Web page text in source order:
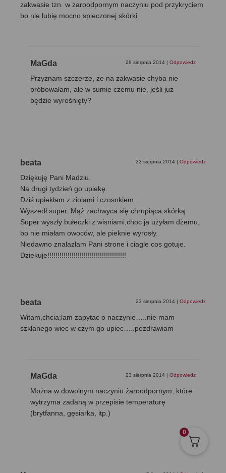
zakwasie tzn. w żaroodpornym naczyniu pod przykryciem
bo nie lubię mocno spieczonej skórki
MaGda 28 sierpnia 2014 | Odpowiedz
Przyznam szczerze, że na zakwasie chyba nie
próbowałam, ale w sumie czemu nie, jeśli już
będzie wyrośnięty?
beata 23 sierpnia 2014 | Odpowiedz
Dziękuję Pani Madziu.
Na drugi tydzień go upiekę.
Dziś upiekłam z ziolami i czosnkiem.
Wyszedł super. Mąż zachwyca się chrupiąca skórką.
Super wyszły bułeczki z wisniami,choc ja użyłam dżemu,
bo nie miałam owoców, ale pieknie wyrosły.
Niedawno znalazłam Pani strone i ciagle cos gotuje.
Dziekuje!!!!!!!!!!!!!!!!!!!!!!!!!!!!!!!!!!!!!!!
beata 23 sierpnia 2014 | Odpowiedz
Witam,chcia;lam zapytac o naczynie…..nie mam
szklanego wiec w czym go upiec…..pozdrawiam
MaGda 23 sierpnia 2014 | Odpowiedz
Można w dowolnym naczyniu żaroodpornym, które
wytrzyma zadaną w przepisie temperaturę
(brytfanna, gęsiarka, itp.)
0